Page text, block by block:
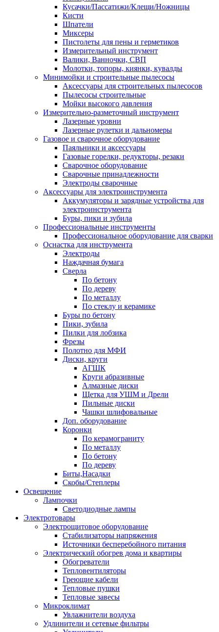
Кусачки/Пассатижи/Клещи/Ножницы
Кисти
Шпатели
Миксеры
Пистолеты для пены и герметиков
Измерительный инструмент
Валики, Ванночки, СВП
Молотки, топоры, киянки, кувалды
Минимойки и строительные пылесосы
Аксессуары для строительных пылесосов
Пылесосы строительные
Мойки высокого давления
Измерительно-разметочный инструмент
Лазерные уровни
Лазерные рулетки и дальномеры
Газовое и сварочное оборудование
Паяльники и аксессуары
Газовые горелки, редукторы, резаки
Сварочное оборудование
Сварочные принадлежности
Электроды сварочные
Аксессуары для электроинструмента
Аккумуляторы и зарядные устройства для
электроинструмента
Буры, пики и зубила
Профессиональные инструменты
Профессиональное оборудование для сварки
Оснастка для инструмента
Электроды
Наждачная бумага
Сверла
По бетону
По дереву
По металлу
По стеклу и керамике
Буры по бетону
Пики, зубила
Пилки для лобзика
Фрезы
Полотно для МФИ
Диски, круги
АГШК
Круги абразивные
Алмазные диски
Щетка для УШМ и Дрели
Пильные диски
Чашки шлифовальные
Доп. оборудование
Коронки
По керамограниту
По металлу
По бетону
По дереву
Биты,Насадки
Скобы/Степлеры
Освещение
Лампочки
Светодиодные лампы
Электротовары
Электрощитовое оборудование
Стабилизаторы напряжения
Источники бесперебойного питания
Электрический обогрев дома и квартиры
Обогреватели
Тепловентиляторы
Греющие кабели
Тепловые пушки
Тепловые завесы
Микроклимат
Увлажнители воздуха
Удлинители и сетевые фильтры